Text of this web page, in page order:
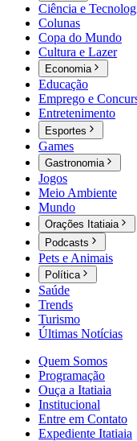
Ciência e
Colunas
Copa do Mundo
Cultura e Lazer
Economia
Educação
Emprego e
Entretenimento
Esportes
Games
Gastronomia
Jogos
Meio Ambiente
Mundo
Orações Itatiaia
Podcasts
Pets e Animais
Política
Saúde
Trends
Turismo
Últimas Notícias
Quem Somos
Programação
Ouça a Itatiaia
Institucional
Entre em Contato
Expediente Itatiaia